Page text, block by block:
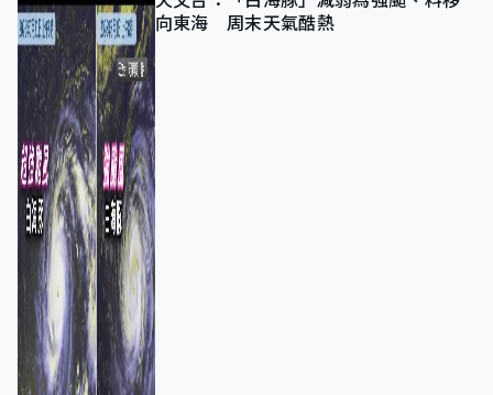
向東海 周末天氣酷熱